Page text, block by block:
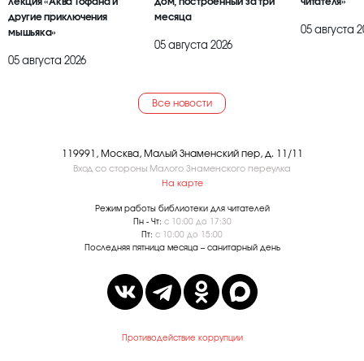
другие приключения
мышьяка»
05 августа 2026
месяца
05 августа 2026
05 августа
Все новости
119991, Москва, Малый Знаменский пер, д. 11/11
Вход со стороны Малого Знаменского переулка
На карте
Режим работы библиотеки для читателей
Пн - Чт: с 10:00 до 17:30
Пт: с 10:00 до 15:00
Последняя пятница месяца – санитарный день
Противодействие коррупции